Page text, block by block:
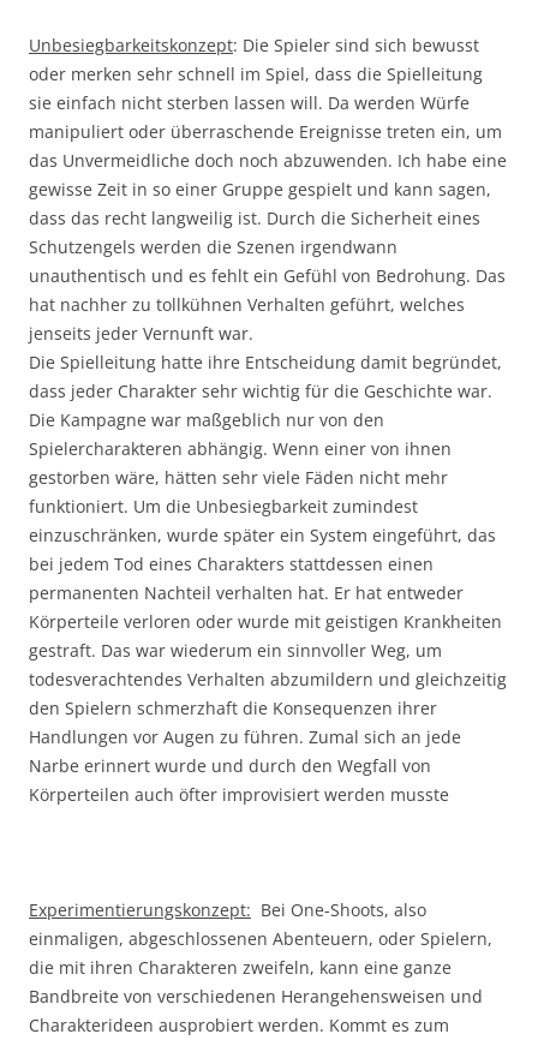
Unbesiegbarkeitskonzept: Die Spieler sind sich bewusst
oder merken sehr schnell im Spiel, dass die Spielleitung
sie einfach nicht sterben lassen will. Da werden Würfe
manipuliert oder überraschende Ereignisse treten ein, um
das Unvermeidliche doch noch abzuwenden. Ich habe eine
gewisse Zeit in so einer Gruppe gespielt und kann sagen,
dass das recht langweilig ist. Durch die Sicherheit eines
Schutzengels werden die Szenen irgendwann
unauthentisch und es fehlt ein Gefühl von Bedrohung. Das
hat nachher zu tollkühnen Verhalten geführt, welches
jenseits jeder Vernunft war.
Die Spielleitung hatte ihre Entscheidung damit begründet,
dass jeder Charakter sehr wichtig für die Geschichte war.
Die Kampagne war maßgeblich nur von den
Spielercharakteren abhängig. Wenn einer von ihnen
gestorben wäre, hätten sehr viele Fäden nicht mehr
funktioniert. Um die Unbesiegbarkeit zumindest
einzuschränken, wurde später ein System eingeführt, das
bei jedem Tod eines Charakters stattdessen einen
permanenten Nachteil verhalten hat. Er hat entweder
Körperteile verloren oder wurde mit geistigen Krankheiten
gestraft. Das war wiederum ein sinnvoller Weg, um
todesverachtendes Verhalten abzumildern und gleichzeitig
den Spielern schmerzhaft die Konsequenzen ihrer
Handlungen vor Augen zu führen. Zumal sich an jede
Narbe erinnert wurde und durch den Wegfall von
Körperteilen auch öfter improvisiert werden musste
Experimentierungskonzept: Bei One-Shoots, also
einmaligen, abgeschlossenen Abenteuern, oder Spielern,
die mit ihren Charakteren zweifeln, kann eine ganze
Bandbreite von verschiedenen Herangehensweisen und
Charakterideen ausprobiert werden. Kommt es zum